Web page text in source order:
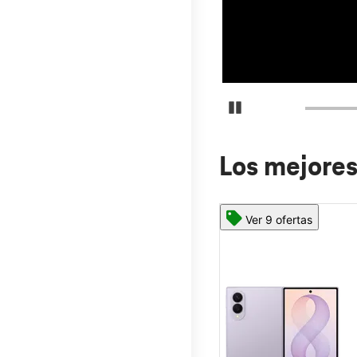
Detener carrusel
Los
Ver 9 ofertas